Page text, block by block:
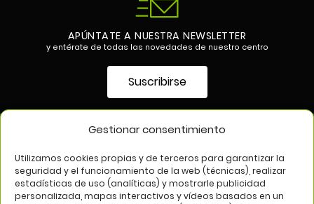
Gestionar consentimiento
Utilizamos cookies propias y de terceros para garantizar la
seguridad y el funcionamiento de la web (técnicas), realizar
estadísticas de uso (analíticas) y mostrarle publicidad
personalizada, mapas interactivos y vídeos basados en un
APÚNTATE A NUESTRA NEWSLETTER
y entérate de todas las novedades de nuestro centro
Suscribirse